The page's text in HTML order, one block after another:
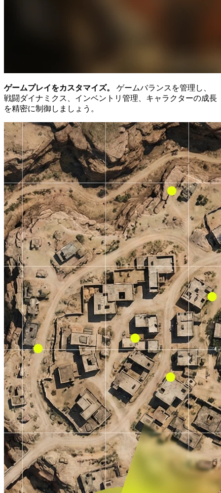
ゲームプレイをカスタマイズ。
ゲームバランスを管理し、
戦闘ダイナミクス、インベントリ管理、キャラクターの成長
を精密に制御しましょう。